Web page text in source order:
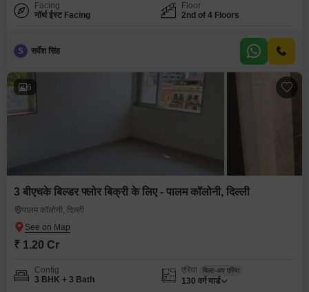
Facing
नॉर्थ ईस्ट Facing
Floor
2nd of 4 Floors
S सर्वेश सिंह
6
3 बीएचके बिल्डर फ्लोर बिक्री के लिए - पालम कॉलोनी, दिल्ली
पालम कॉलोनी, दिल्ली
₹ 1.20 Cr
Config
3 BHK + 3 Bath
एरिया बिल्ट-अप एरिया
130 वर्ग यार्ड